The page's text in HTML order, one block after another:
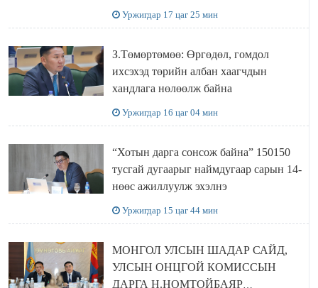
Уржигдар 17 цаг 25 мин
З.Төмөртөмөө: Өргөдөл, гомдол
ихсэхэд төрийн албан хаагчдын
хандлага нөлөөлж байна
Уржигдар 16 цаг 04 мин
“Хотын дарга сонсож байна” 150150
тусгай дугаарыг наймдугаар сарын 14-
нөөс ажиллуулж эхэлнэ
Уржигдар 15 цаг 44 мин
МОНГОЛ УЛСЫН ШАДАР САЙД,
УЛСЫН ОНЦГОЙ КОМИССЫН
ДАРГА Н.НОМТОЙБАЯР